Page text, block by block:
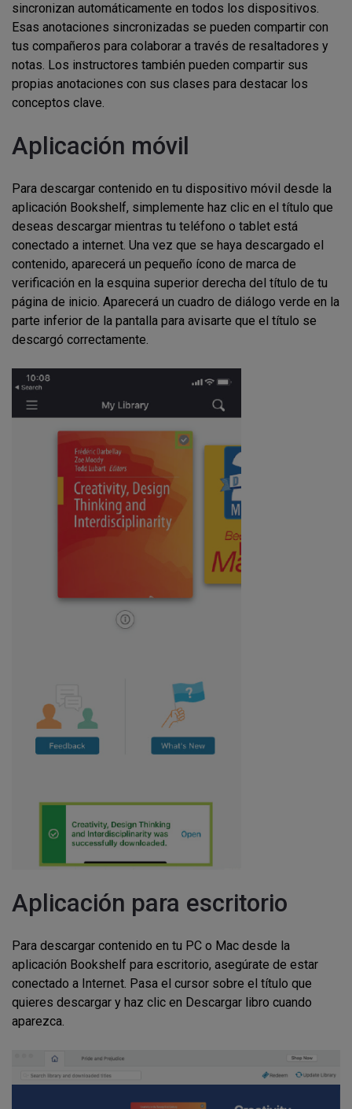
sincronizan automáticamente en todos los dispositivos.
Esas anotaciones sincronizadas se pueden compartir con
tus compañeros para colaborar a través de resaltadores y
notas. Los instructores también pueden compartir sus
propias anotaciones con sus clases para destacar los
conceptos clave.
Aplicación móvil
Para descargar contenido en tu dispositivo móvil desde la
aplicación Bookshelf, simplemente haz clic en el título que
deseas descargar mientras tu teléfono o tablet está
conectado a internet. Una vez que se haya descargado el
contenido, aparecerá un pequeño ícono de marca de
verificación en la esquina superior derecha del título de tu
página de inicio. Aparecerá un cuadro de diálogo verde en la
parte inferior de la pantalla para avisarte que el título se
descargó correctamente.
Aplicación para escritorio
Para descargar contenido en tu PC o Mac desde la
aplicación Bookshelf para escritorio, asegúrate de estar
conectado a Internet. Pasa el cursor sobre el título que
quieres descargar y haz clic en Descargar libro cuando
aparezca.